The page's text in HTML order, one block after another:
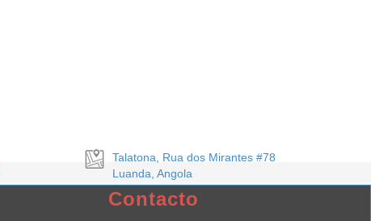
Talatona, Rua dos Mirantes #78
Luanda, Angola
Contacto